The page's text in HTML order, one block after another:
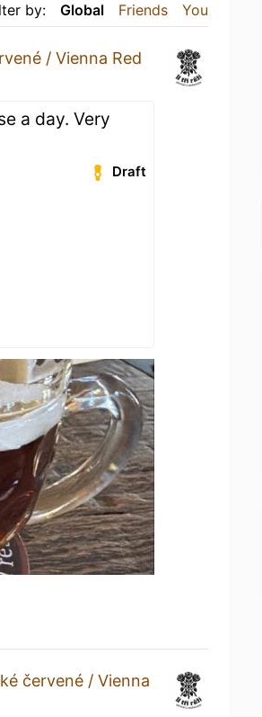
by: Global Friends You
/ Vienna Red
a day. Very
Draft
červené / Vienna